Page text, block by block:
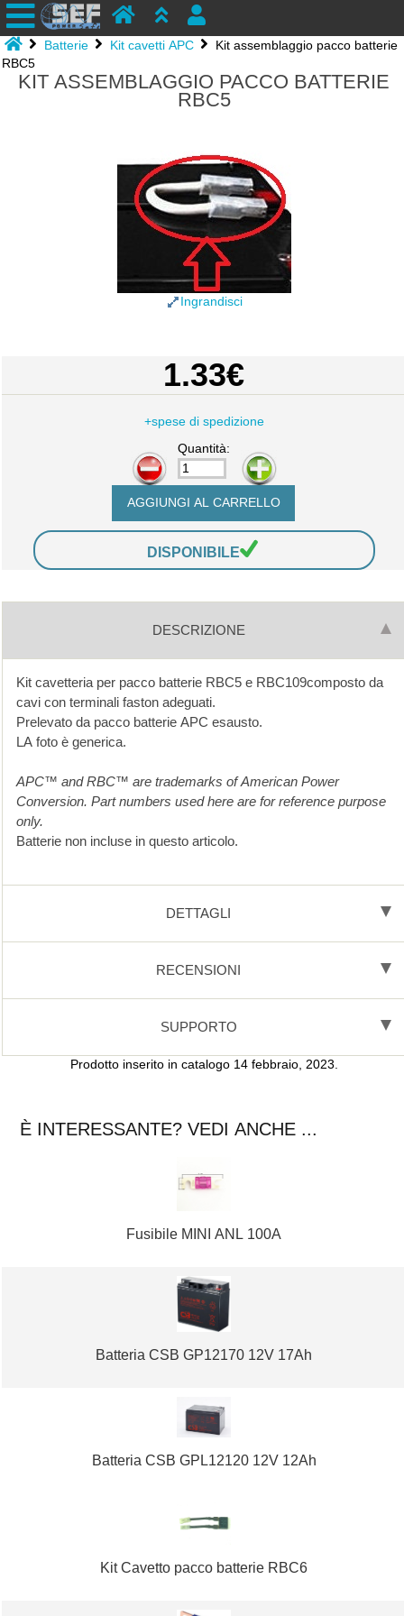
Batterie Kit cavetti APC
Kit assemblaggio pacco batterie
RBC5
KIT ASSEMBLAGGIO PACCO BATTERIE
RBC5
Ingrandisci
1.33€
+spese di spedizione
Quantità:
-
+
DISPONIBILE
DESCRIZIONE
Kit cavetteria per pacco batterie RBC5 e RBC109composto da
cavi con terminali faston adeguati.
Prelevato da pacco batterie APC esausto.
LA foto è generica.
APC™ and RBC™ are trademarks of American Power
Conversion. Part numbers used here are for reference purpose
only.
Batterie non incluse in questo articolo.
DETTAGLI
RECENSIONI
SUPPORTO
Prodotto inserito in catalogo 14 febbraio, 2023.
È INTERESSANTE? VEDI ANCHE ...
Fusibile MINI ANL 100A
Batteria CSB GP12170 12V 17Ah
Batteria CSB GPL12120 12V 12Ah
Kit Cavetto pacco batterie RBC6